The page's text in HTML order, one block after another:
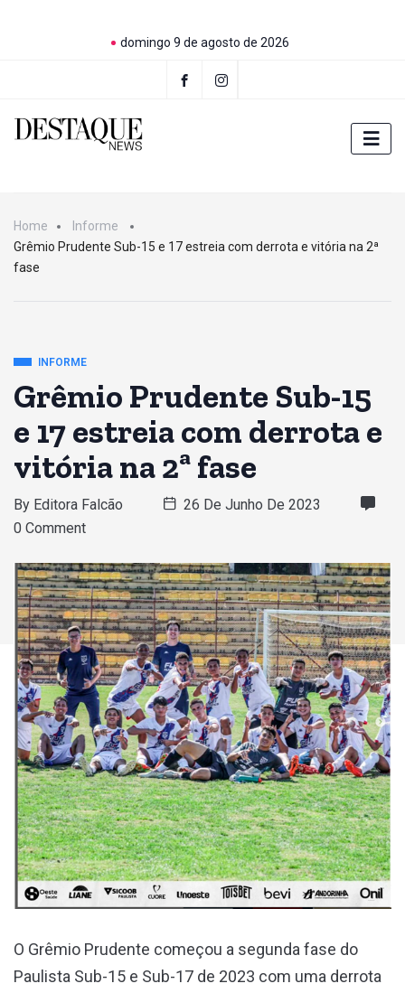
domingo 9 de agosto de 2026
Home
Informe
Grêmio Prudente Sub-15 e 17 estreia com derrota e vitória na 2ª
fase
INFORME
Grêmio Prudente Sub-15
e 17 estreia com derrota e
vitória na 2ª fase
By Editora Falcão
26 De Junho De 2023
0 Comment
O Grêmio Prudente começou a segunda fase do
Paulista Sub-15 e Sub-17 de 2023 com uma derrota